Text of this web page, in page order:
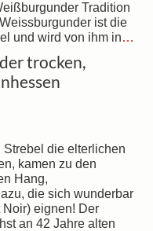
Tradition
ist die
und wird von ihm in…
trocken,
die elterlichen
kamen zu den
Hang,
die sich wunderbar
eignen! Der
an 42 Jahre alten